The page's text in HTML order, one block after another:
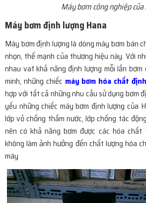
Máy bơm công nghiệp của
Máy bơm định lượng Hana
Máy bơm định lượng là dòng máy bơm bán
nhọn, thế mạnh của thương hiệu này. Với
nhau vaf khả năng định lượng mỗi lần
minh, những chiếc máy bơm hóa chất
hợp với tất cả những nhu cầu sử dụng bơm
yếu những chiếc máy bơm định lượng của
lớp vỏ chống thấm nước, lớp chống tác
nên có khả năng bơm được các hóa chất
không làm ảnh hưởng đến chất lượng hóa
máy